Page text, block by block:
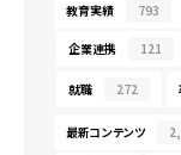
教育実績 793
企業連携 121
就職 272
最新コンテンツ